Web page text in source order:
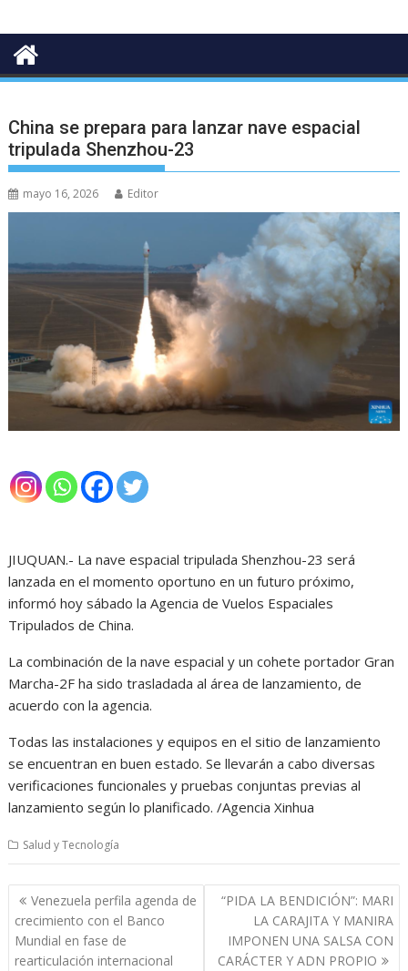
China se prepara para lanzar nave espacial
tripulada Shenzhou-23
mayo 16, 2026 Editor
JIUQUAN.- La nave espacial tripulada Shenzhou-23 será
lanzada en el momento oportuno en un futuro próximo,
informó hoy sábado la Agencia de Vuelos Espaciales
Tripulados de China.
La combinación de la nave espacial y un cohete portador Gran
Marcha-2F ha sido trasladada al área de lanzamiento, de
acuerdo con la agencia.
Todas las instalaciones y equipos en el sitio de lanzamiento
se encuentran en buen estado. Se llevarán a cabo diversas
verificaciones funcionales y pruebas conjuntas previas al
lanzamiento según lo planificado. /Agencia Xinhua
Salud y Tecnología
Navegación
de
entradas
Venezuela perfila agenda de
crecimiento con el Banco
Mundial en fase de
rearticulación internacional
“PIDA LA BENDICIÓN”: MARI
LA CARAJITA Y MANIRA
IMPONEN UNA SALSA CON
CARÁCTER Y ADN PROPIO